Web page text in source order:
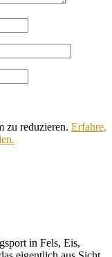
zu reduzieren. Erfahre,
in Fels, Eis,